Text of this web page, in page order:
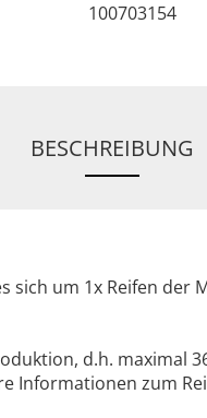
100703154
BESCHREIBUNG
sich um 1x Reifen der
d.h. maximal
Informationen zum